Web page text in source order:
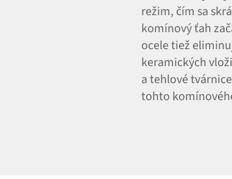
režim, čím sa
komínový ťah
ocele tiež
keramických
a tehlové
tohto